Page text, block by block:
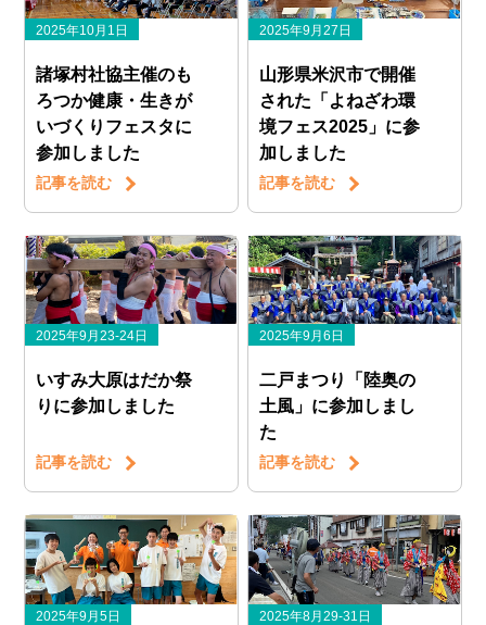
2025年10月1日
諸塚村社協主催のも
ろつか健康・生きが
いづくりフェスタに
参加しました
記事を読む
2025年9月27日
山形県米沢市で開催
された「よねざわ環
境フェス2025」に参
加しました
記事を読む
2025年9月23-24日
いすみ大原はだか祭
りに参加しました
記事を読む
2025年9月6日
二戸まつり「陸奥の
土風」に参加しまし
た
記事を読む
2025年9月5日 2025年8月29-31日